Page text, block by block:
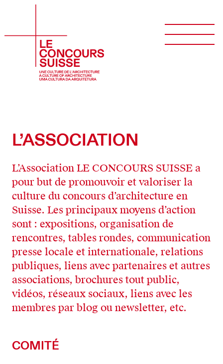
L’ASSOCIATION
L’Association LE CONCOURS SUISSE a
pour but de promouvoir et valoriser la
culture du concours d’architecture en
Suisse. Les principaux moyens d’action
sont : expositions, organisation de
rencontres, tables rondes, communication
presse locale et internationale, relations
publiques, liens avec partenaires et autres
associations, brochures tout public,
vidéos, réseaux sociaux, liens avec les
membres par blog ou newsletter, etc.
COMITÉ